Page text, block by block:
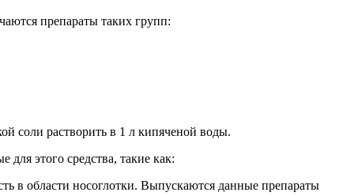
препараты таких групп:
соли растворить в 1 л кипяченой воды.
этого средства, такие как:
в области носоглотки. Выпускаются данные препараты